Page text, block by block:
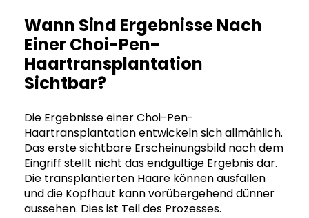
Wann Sind Ergebnisse Nach
Einer Choi-Pen-
Haartransplantation
Sichtbar?
Die Ergebnisse einer Choi-Pen-
Haartransplantation entwickeln sich allmählich.
Das erste sichtbare Erscheinungsbild nach dem
Eingriff stellt nicht das endgültige Ergebnis dar.
Die transplantierten Haare können ausfallen
und die Kopfhaut kann vorübergehend dünner
aussehen. Dies ist Teil des Prozesses.